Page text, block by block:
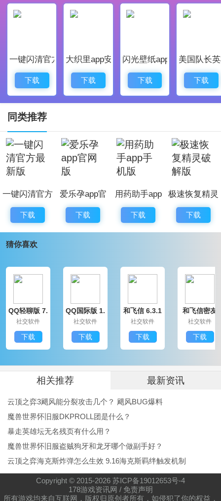
的聊天记录全部都完整的恢复。
只需要使用简单的操作就能够轻松完成聊天记录的
恢复。
具备极速扫描模式，极速检测并恢复手机数据。
一键闪清官方最新版
下载
大织里app安卓版
下载
闪光壁纸app安卓最新版
下载
美国队长
下载
同类推荐
一键闪清官方
最新版
下载
爱乐孕app官
网版
下载
用药助手app
手机版
下载
极速恢复精灵
破解版
下载
猜你喜欢
QQ轻聊版 7.
9.14314.0
社交软件
下载
QQ国际版 1.
91.1370.0
社交软件
下载
和飞信 6.3.1
200
社交软件
下载
和飞信密友
圈版 6.3.120
社交软件
下载
相关推荐 最新资讯
云顶之弈3飓风能分裂攻击几个？ 飓风BUG爆料
魔兽世界怀旧服DKPROLL团是什么？
暴走英雄坛无名残页有什么用？
魔兽世界怀旧服盗贼狗牙和龙牙哪个做副手好？
云顶之弈海克斯炸弹怎么生效 9.16海克斯羁绊触发机制
Copyright © 2015-2026 苏ICP备19012653号-4
178游戏资讯网 / 免责声明
所有游戏均来自互联网，版权归原创者所有，如侵犯了你的权益，